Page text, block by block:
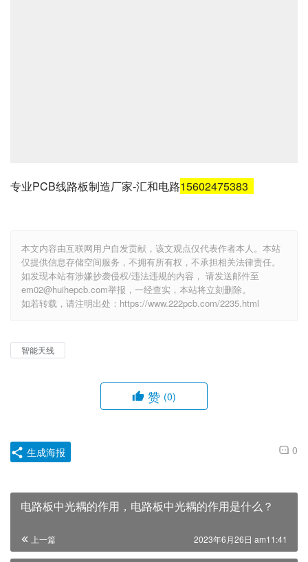
专业PCB线路板制造厂家-汇和电路15602475383
本文内容由互联网用户自发贡献，该文观点仅代表作者本人。本站
仅提供信息存储空间服务，不拥有所有权，不承担相关法律责任。
如发现本站有涉嫌抄袭侵权/违法违规的内容， 请发送邮件至
em02@huihepcb.com举报，一经查实，本站将立刻删除。
如若转载，请注明出处：https://www.222pcb.com/2235.html
智能天线
赞 (0)
0
生成海报
电路板中光耦的作用，电路板中光耦的作用是什么？
上一篇 2023年6月26日 am11:41